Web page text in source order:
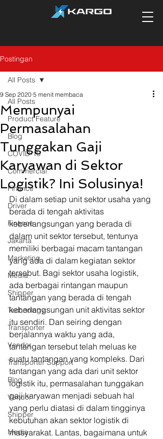
Postingan
All Posts
Product Feature
Blog
COVID-19
Commercial
Finance
Driver
Finance
Jakarta
Marketing
Media
Shipper
Technology
Transporter
Vendor
Transporter Support
Blog
Vendor
Shipper
Media
All Posts
Mempunyai
Permasalahan
Tunggakan Gaji
Karyawan di Sektor
Logistik? Ini Solusinya!
9 Sep 2020 5 menit membaca
Di dalam setiap unit sektor usaha yang
berada di tengah aktivitas
keberlangsungan yang berada di
dalam unit sektor tersebut, tentunya
memiliki berbagai macam tantangan
yang ada di dalam kegiatan sektor
tersebut. Bagi sektor usaha logistik,
ada berbagai rintangan maupun
tantangan yang berada di tengah
keberlangsungan unit aktivitas sektor
itu sendiri. Dan seiring dengan
berjalannya waktu yang ada,
tantangan tersebut telah meluas ke
suatu tantangan yang kompleks. Dari
tantangan yang ada dari unit sektor
logistik itu, permasalahan tunggakan
gaji karyawan menjadi sebuah hal
yang perlu diatasi di dalam tingginya
kebutuhan akan sektor logistik di
masyarakat. Lantas, bagaimana untuk